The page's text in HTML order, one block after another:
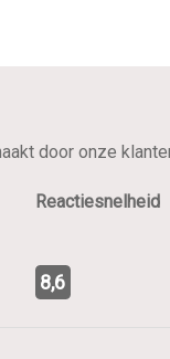
door onze
Reactiesnelheid
8,6